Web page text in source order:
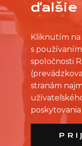
ďalšie
Kliknutím na
s
spoločnosti
stranám